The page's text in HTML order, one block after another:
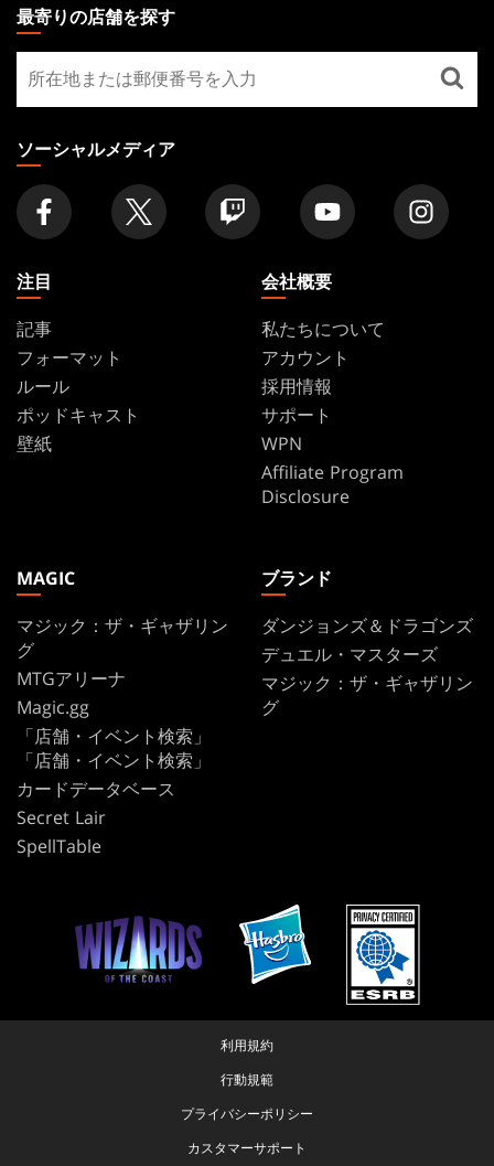
THE
GATHERING
FOOTER
最寄りの店舗を探す
寄
り
の
店
舗
を
探
ソーシャルメディア
注目
記事
フォーマット
ルール
ポッドキャスト
壁紙
会社概要
私たちについて
アカウント
採用情報
サポート
WPN
Affiliate Program
Disclosure
MAGIC
マジック：ザ・ギャザリン
グ
MTGアリーナ
Magic.gg
「店舗・イベント検索」
「店舗・イベント検索」
カードデータベース
Secret Lair
SpellTable
ブランド
ダンジョンズ＆ドラゴンズ
デュエル・マスターズ
マジック：ザ・ギャザリン
グ
利用規約
行動規範
プライバシーポリシー
カスタマーサポート